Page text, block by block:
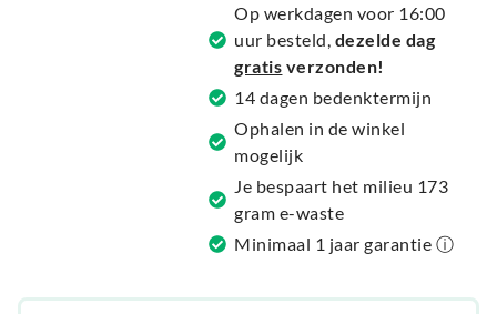
t
v
e
:
Op werkdagen voor 16:00
uur besteld, dezelde dag
gratis verzonden!
14 dagen bedenktermijn
Ophalen in de winkel
mogelijk
Je bespaart het milieu 173
gram e-waste
Minimaal 1 jaar garantie ⓘ